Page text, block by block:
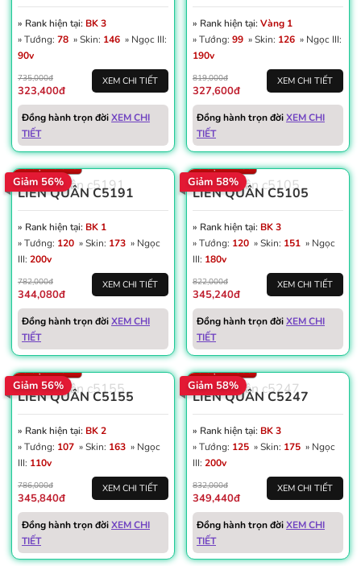
» Rank hiện tại:
BK 3
» Tướng: 78 » Skin: 146 » Ngọc III:
90v
735,000đ
323,400đ
XEM CHI TIẾT
Đồng hành trọn đờiXEM CHI
TIẾT
» Rank hiện tại:
Vàng 1
» Tướng: 99 » Skin: 126 » Ngọc III:
190v
819,000đ
327,600đ
XEM CHI TIẾT
Đồng hành trọn đờiXEM CHI
TIẾT
Giảm 56%
Win: 50%
Dấu ấn: 2
Thẻ đổi tên: 2
Số trận: 5.026
LIÊN QUÂN C5191
» Rank hiện tại:
BK 1
» Tướng: 120 » Skin: 173
III: 200v
782,000đ
344,080đ
XEM CHI TIẾT
Đồng hành trọn đờiXEM CHI
TIẾT
Giảm 58%
Win: 53%
Dấu ấn: 1
Thẻ đổi tên: 18
Số trận: 2.780
LIÊN QUÂN C5105
» Rank hiện tại:
BK 3
» Tướng: 120 » Skin: 151
III: 180v
822,000đ
345,240đ
XEM CHI TIẾT
Đồng hành trọn đờiXEM CHI
TIẾT
Giảm 56%
Win: 52%
Dấu ấn: 3
Thẻ đổi tên: 23
Số trận: 2.322
LIÊN QUÂN C5155
» Rank hiện tại:
BK 2
» Tướng: 107 » Skin: 163
III: 110v
786,000đ
345,840đ
XEM CHI TIẾT
Đồng hành trọn đờiXEM CHI
TIẾT
Giảm 58%
Vàng: 222K
Dấu ấn: 1
Thẻ đổi tên: 6
Số trận: 1.833
LIÊN QUÂN C5247
» Rank hiện tại:
BK 3
» Tướng: 125 » Skin: 175
III: 200v
832,000đ
349,440đ
XEM CHI TIẾT
Đồng hành trọn đờiXEM CHI
TIẾT
Win: 52%
Dấu ấn: 6
Win: 52%
Dấu ấn: 15
Thẻ đổi tên: 20
Số trận: 5.949